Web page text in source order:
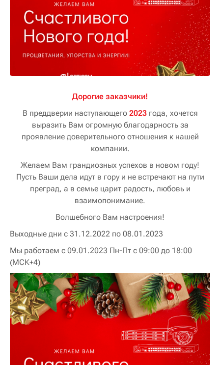
Дорогие заказчики!
В преддверии наступающего 2023 года, хочется
выразить Вам огромную благодарность за
проявление доверительного отношения к нашей
компании.
Желаем Вам грандиозных успехов в новом году!
Пусть Ваши дела идут в гору и не встречают на пути
преград, а в семье царит радость, любовь и
взаимопонимание.
Волшебного Вам настроения!
Выходные дни с 31.12.2022 по 08.01.2023
Мы работаем с 09.01.2023 Пн-Пт с 09:00 до 18:00
(МСК+4)